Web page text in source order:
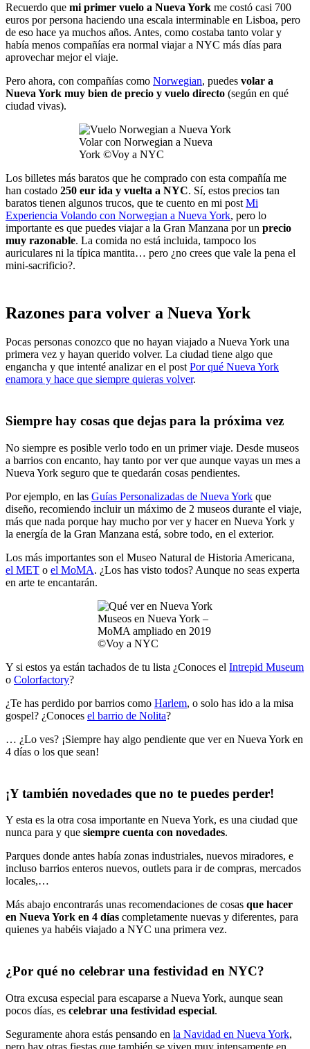
Recuerdo que mi primer vuelo a Nueva York me costó casi 700
euros por persona haciendo una escala interminable en Lisboa, pero
de eso hace ya muchos años. Antes, como costaba tanto volar y
había menos compañías era normal viajar a NYC más días para
aprovechar mejor el viaje.
Pero ahora, con compañías como Norwegian, puedes volar a
Nueva York muy bien de precio y vuelo directo (según en qué
ciudad vivas).
Volar con Norwegian a Nueva
York ©Voy a NYC
Los billetes más baratos que he comprado con esta compañía me
han costado 250 eur ida y vuelta a NYC. Sí, estos precios tan
baratos tienen algunos trucos, que te cuento en mi post Mi
Experiencia Volando con Norwegian a Nueva York, pero lo
importante es que puedes viajar a la Gran Manzana por un precio
muy razonable. La comida no está incluida, tampoco los
auriculares ni la típica mantita… pero ¿no crees que vale la pena el
mini-sacrificio?.
Razones para volver a Nueva York
Pocas personas conozco que no hayan viajado a Nueva York una
primera vez y hayan querido volver. La ciudad tiene algo que
engancha y que intenté analizar en el postPor qué Nueva York
enamora y hace que siempre quieras volver.
Siempre hay cosas que dejas para la próxima vez
No siempre es posible verlo todo en un primer viaje. Desde museos
a barrios con encanto, hay tanto por ver que aunque vayas un mes a
Nueva York seguro que te quedarán cosas pendientes.
Por ejemplo, en las Guías Personalizadas de Nueva York que
diseño, recomiendo incluir un máximo de 2 museos durante el viaje,
más que nada porque hay mucho por ver y hacer en Nueva York y
la energía de la Gran Manzana está, sobre todo, en el exterior.
Los más importantes son el Museo Natural de Historia Americana,
el MET o el MoMA. ¿Los has visto todos? Aunque no seas experta
en arte te encantarán.
Museos en Nueva York –
MoMA ampliado en 2019
©Voy a NYC
Y si estos ya están tachados de tu lista ¿Conoces el Intrepid Museum
o Colorfactory?
¿Te has perdido por barrios como Harlem, o solo has ido a la misa
gospel? ¿Conoces el barrio de Nolita?
… ¿Lo ves? ¡Siempre hay algo pendiente que ver en Nueva York en
4 días o los que sean!
¡Y también novedades que no te puedes perder!
Y esta es la otra cosa importante en Nueva York, es una ciudad que
nunca para y que siempre cuenta con novedades.
Parques donde antes había zonas industriales, nuevos miradores, e
incluso barrios enteros nuevos, outlets para ir de compras, mercados
locales,…
Más abajo encontrarás unas recomendaciones de cosas que hacer
en Nueva York en 4 días completamente nuevas y diferentes, para
quienes ya habéis viajado a NYC una primera vez.
¿Por qué no celebrar una festividad en NYC?
Otra excusa especial para escaparse a Nueva York, aunque sean
pocos días, es celebrar una festividad especial.
Seguramente ahora estás pensando en la Navidad en Nueva York,
pero hay otras fiestas que también se viven muy intensamente en